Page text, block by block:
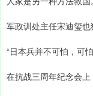
军政训处主任宋迪玺也
“日本兵并不可怕，可
在抗战三周年纪念会